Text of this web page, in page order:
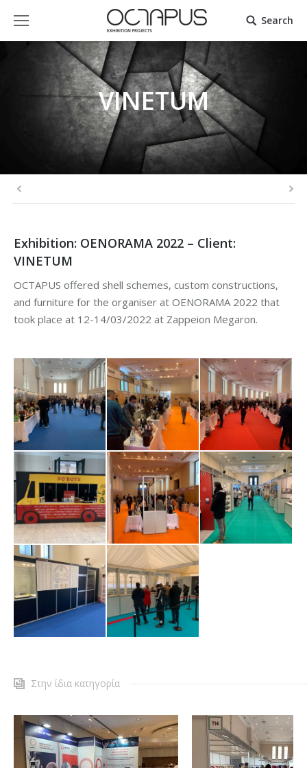
Search
VINETUM
Exhibition: OENORAMA 2022 – Client:
VINETUM
OCTAPUS offered shell schemes, custom constructions,
and furniture for the organiser at OENORAMA 2022 that
took place at 12-14/03/2022 at Zappeion Megaron.
Στην ίδια κατηγορία